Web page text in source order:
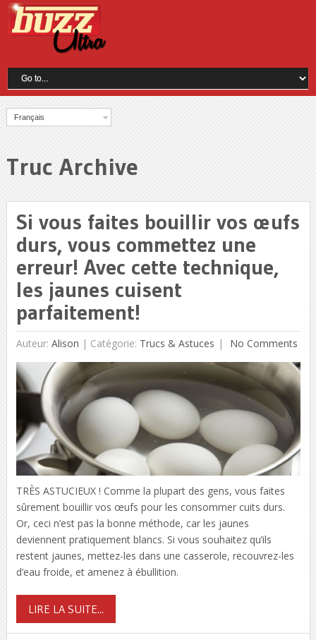
Français
Truc Archive
Si vous faites bouillir vos œufs
durs, vous commettez une
erreur! Avec cette technique,
les jaunes cuisent
parfaitement!
Auteur: Alison | Catégorie: Trucs & Astuces No Comments
TRÈS ASTUCIEUX ! Comme la plupart des gens, vous faites
sûrement bouillir vos œufs pour les consommer cuits durs.
Or, ceci n’est pas la bonne méthode, car les jaunes
deviennent pratiquement blancs. Si vous souhaitez qu’ils
restent jaunes, mettez-les dans une casserole, recouvrez-les
d’eau froide, et amenez à ébullition.
LIRE LA SUITE...